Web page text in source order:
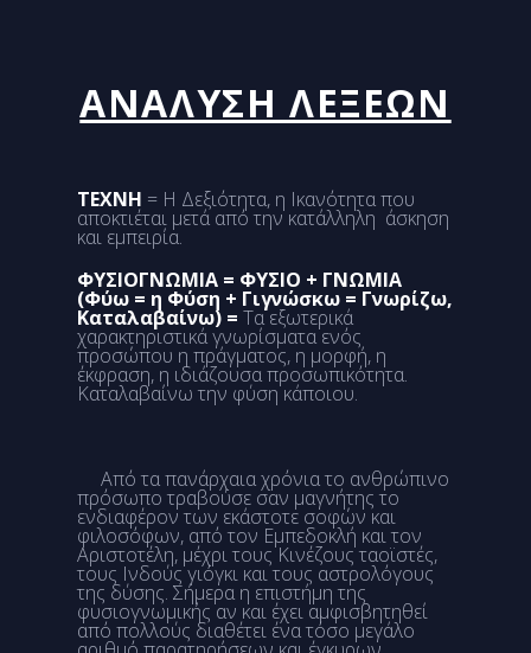
ΑΝΑΛΥΣΗ ΛΕΞΕΩΝ
ΤΕΧΝΗ = Η Δεξιότητα, η Ικανότητα που
αποκτιέται μετά από την κατάλληλη άσκηση
και εμπειρία.
ΦΥΣΙΟΓΝΩΜΙΑ = ΦΥΣΙΟ + ΓΝΩΜΙΑ
(Φύω = η Φύση + Γιγνώσκω = Γνωρίζω,
Καταλαβαίνω) = Τα εξωτερικά
χαρακτηριστικά γνωρίσματα ενός
προσώπου η πράγματος, η μορφή, η
έκφραση, η ιδιάζουσα προσωπικότητα.
Καταλαβαίνω την φύση κάποιου.
Από τα πανάρχαια χρόνια το ανθρώπινο
πρόσωπο τραβούσε σαν μαγνήτης το
ενδιαφέρον των εκάστοτε σοφών και
φιλοσόφων, από τον Εμπεδοκλή και τον
Αριστοτέλη, μέχρι τους Κινέζους ταοϊστές,
τους Ινδούς γιόγκι και τους αστρολόγους
της δύσης. Σήμερα η επιστήμη της
φυσιογνωμικής αν και έχει αμφισβητηθεί
από πολλούς διαθέτει ένα τόσο μεγάλο